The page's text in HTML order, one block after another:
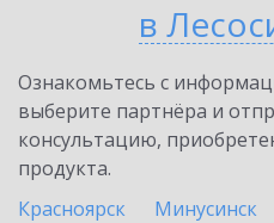
в
Ознакомьтесь с
выберите партнёра и
консультацию,
продукта.
Красноярск
Минусинск